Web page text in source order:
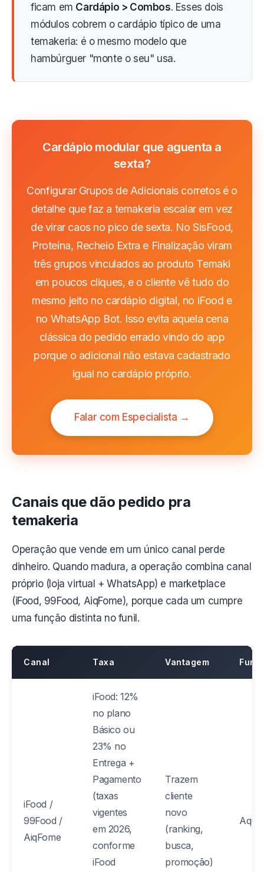
ficam em Cardápio > Combos. Esses dois
módulos cobrem o cardápio típico de uma
temakeria: é o mesmo modelo que
hambúrguer "monte o seu" usa.
Cardápio modular que aguenta a
sexta?
Configurar Grupos de Adicionais corretos é o
detalhe que faz a temakeria escalar em vez
de virar caos no pico de sexta. No SisFood,
Proteína, Recheio Extra e Finalização viram
três grupos vinculados ao produto Temaki
em poucos cliques, e o cliente vê tudo do
mesmo jeito no cardápio digital, no iFood e
no WhatsApp Bot. Isso evita aquela cena
clássica do pedido errado vindo do app
porque o adicional não estava cadastrado
igual no cardápio próprio.
Falar com Especialista →
Canais que dão pedido pra
temakeria
Operação que vende em um único canal perde
dinheiro. Quando madura, a operação combina canal
próprio (loja virtual + WhatsApp) e marketplace
(iFood, 99Food, AiqFome), porque cada um cumpre
uma função distinta no funil.
Canal Taxa Vantagem
iFood /
99Food /
AiqFome
iFood: 12%
no plano
Básico ou
23% no
Entrega +
Pagamento
(taxas
vigentes
em 2026,
conforme
iFood
Trazem
cliente
novo
(ranking,
busca,
promoção)